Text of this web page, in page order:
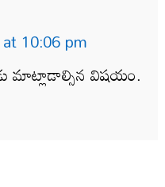
10:06 pm
మాట్లాడాల్సిన విషయం.